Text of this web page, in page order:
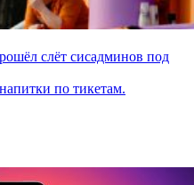
слёт сисадминов под
по тикетам.